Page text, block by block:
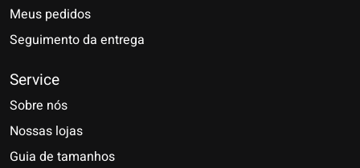
Meus pedidos
Seguimento da entrega
Service
Sobre nós
Nossas lojas
Guia de tamanhos